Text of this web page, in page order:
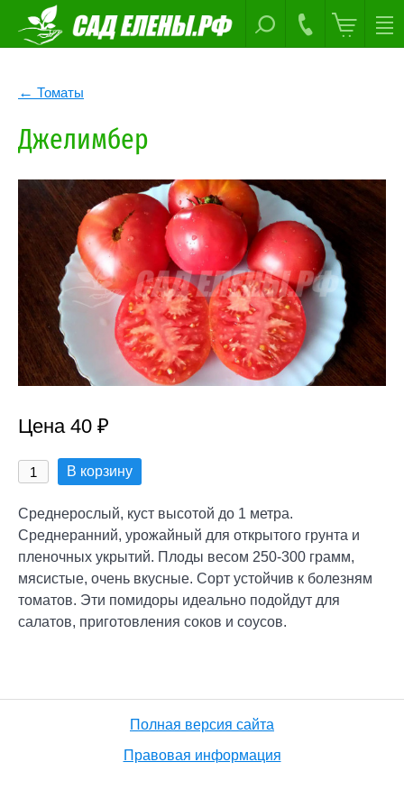
Томаты
Джелимбер
Цена 40 ₽
В корзину
Среднерослый, куст высотой до 1 метра.
Среднеранний, урожайный для открытого грунта и
пленочных укрытий. Плоды весом 250-300 грамм,
мясистые, очень вкусные. Сорт устойчив к болезням
томатов. Эти помидоры идеально подойдут для
салатов, приготовления соков и соусов.
Полная версия сайта
Правовая информация